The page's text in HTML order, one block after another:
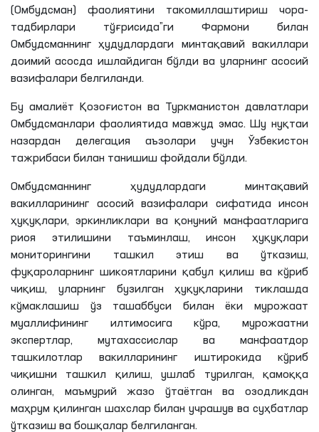
(Омбудсман) фаолиятини такомиллаштириш чора-
тадбирлари тўғрисида”ги Фармони билан
Омбудсманнинг ҳудудлардаги минтақавий вакиллари
доимий асосда ишлайдиган бўлди ва уларнинг асосий
вазифалари белгиланди.
Бу амалиёт Қозоғистон ва Туркманистон давлатлари
Омбудсманлари фаолиятида мавжуд эмас. Шу нуқтаи
назардан делегация аъзолари учун Ўзбекистон
тажрибаси билан танишиш фойдали бўлди.
Омбудсманнинг ҳудудлардаги минтақавий
вакилларининг асосий вазифалари сифатида инсон
ҳуқуқлари, эркинликлари ва қонуний манфаатларига
риоя этилишини таъминлаш, инсон ҳуқуқлари
мониторингини ташкил этиш ва ўтказиш,
фуқароларнинг шикоятларини қабул қилиш ва кўриб
чиқиш, уларнинг бузилган ҳуқуқларини тиклашда
кўмаклашиш ўз ташаббуси билан ёки мурожаат
муаллифининг илтимосига кўра, мурожаатни
экспертлар, мутахассислар ва манфаатдор
ташкилотлар вакилларининг иштирокида кўриб
чиқишни ташкил қилиш, ушлаб турилган, қамоққа
олинган, маъмурий жазо ўтаётган ва озодликдан
маҳрум қилинган шахслар билан учрашув ва суҳбатлар
ўтказиш ва бошқалар белгиланган.